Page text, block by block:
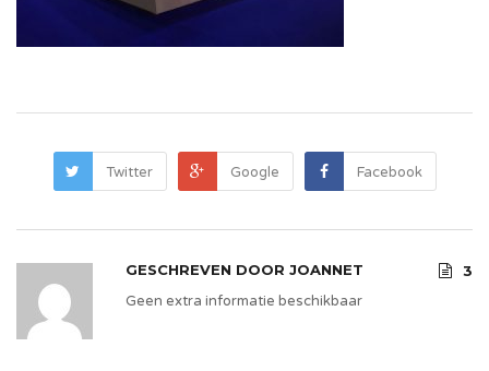
Twitter Google Facebook
GESCHREVEN DOOR JOANNET
3
Geen extra informatie beschikbaar